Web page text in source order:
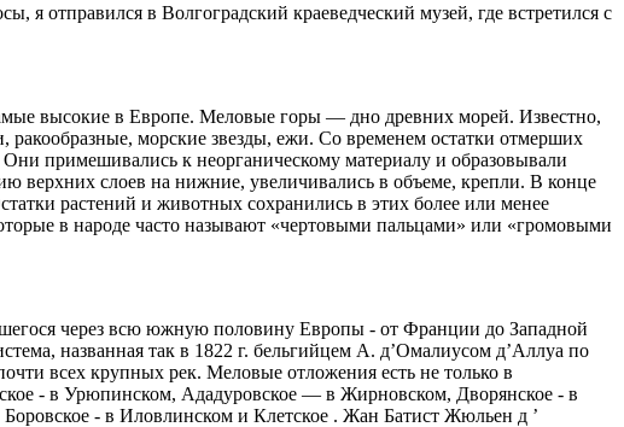
отправился в Волгоградский краеведческий музей, где встретился с
высокие в Европе. Меловые горы — дно древних морей. Известно,
морские звезды, ежи. Со временем остатки отмерших
примешивались к неорганическому материалу и образовывали
верхних слоев на нижние, увеличивались в объеме, крепли. В конце
растений и животных сохранились в этих более или менее
в народе часто называют «чертовыми пальцами» или «громовыми
через всю южную половину Европы - от Франции до Западной
названная так в 1822 г. бельгийцем А. д’Омалиусом д’Аллуа по
всех крупных рек. Меловые отложения есть не только в
- в Урюпинском, Ададуровское — в Жирновском, Дворянское - в
- в Иловлинском и Клетское . Жан Батист Жюльен д ’